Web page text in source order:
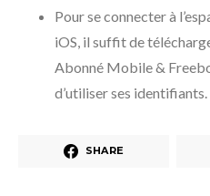
Pour se connecter à
iOS, il suffit de
Abonné Mobile &
d’utiliser ses identifiants.
SHARE